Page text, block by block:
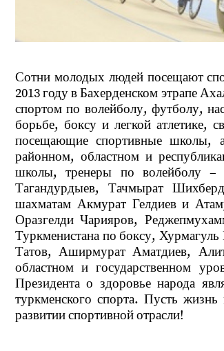
Сотни молодых людей посещают
2013 году в Бахерденском этрапе
спортом по волейболу, футболу,
борьбе, боксу и легкой атлетике,
посещающие спортивные школы,
районном, областном и
школы, тренеры по волейболу –
Тагандурдыев, Тачмырат
шахматам Акмурат Гелдиев и
Оразгелди Чарияров,
Туркменистана по боксу,
Татов, Аширмурат Аматдиев,
областном и государственном
Президента о здоровье народа
туркменского спорта. Пусть
развитии спортивной отрасли!